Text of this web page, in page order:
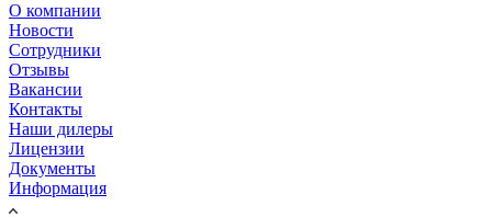
О компании
Новости
Сотрудники
Отзывы
Вакансии
Контакты
Наши дилеры
Лицензии
Документы
Информация